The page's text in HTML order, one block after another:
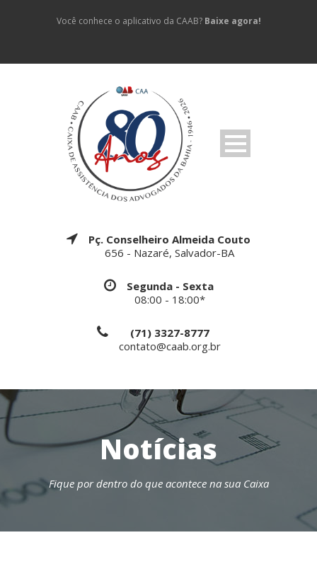
Você conhece o aplicativo da CAAB? Baixe agora!
Pç. Conselheiro Almeida Couto
656 - Nazaré, Salvador-BA
Segunda - Sexta
08:00 - 18:00*
(71) 3327-8777
contato@caab.org.br
Notícias
Fique por dentro do que acontece na sua Caixa